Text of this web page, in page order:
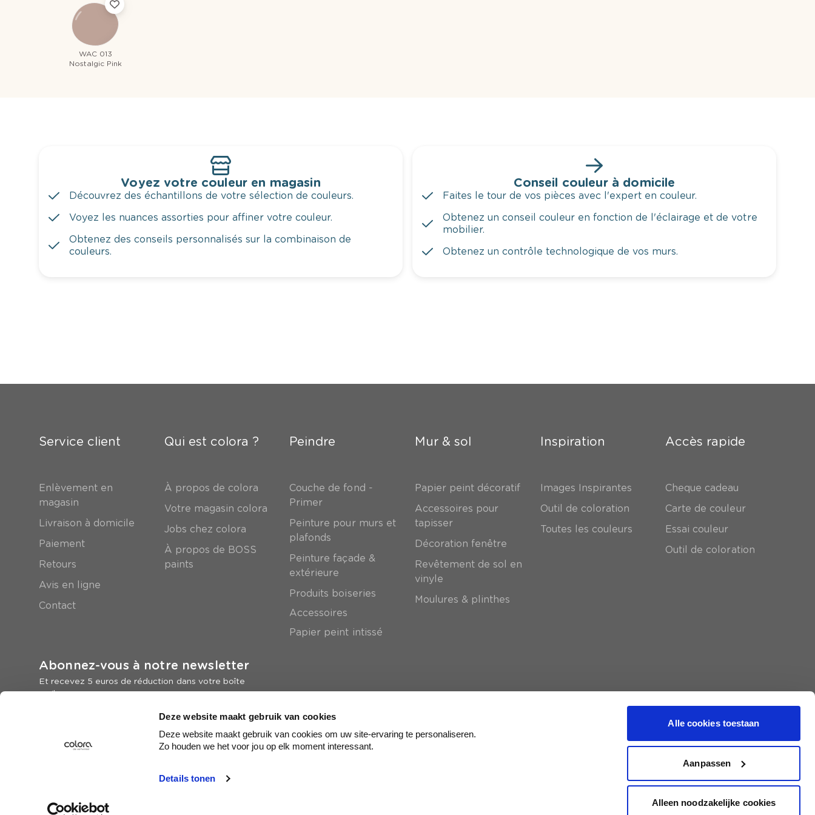
Deze website maakt gebruik van cookies
Deze website maakt gebruik van cookies om uw site-ervaring te personaliseren.
Zo houden we het voor jou op elk moment interessant.
Details tonen
Alle cookies toestaan
Aanpassen
Alleen noodzakelijke cookies
WAC 013
Nostalgic Pink
Voyez votre couleur en magasin
Découvrez des échantillons de votre sélection de couleurs.
Voyez les nuances assorties pour affiner votre couleur.
Obtenez des conseils personnalisés sur la combinaison de
couleurs.
Conseil couleur à domicile
Faites le tour de vos pièces avec l'expert en couleur.
Obtenez un conseil couleur en fonction de l'éclairage et de votre
mobilier.
Obtenez un contrôle technologique de vos murs.
Service client
Enlèvement en
magasin
Livraison à domicile
Paiement
Retours
Avis en ligne
Contact
Qui est colora ?
À propos de colora
Votre magasin colora
Jobs chez colora
À propos de BOSS
paints
Peindre
Couche de fond -
Primer
Peinture pour murs et
plafonds
Peinture façade &
extérieure
Produits boiseries
Accessoires
Papier peint intissé
Mur & sol
Papier peint décoratif
Accessoires pour
tapisser
Décoration fenêtre
Revêtement de sol en
vinyle
Moulures & plinthes
Inspiration
Images Inspirantes
Outil de coloration
Toutes les couleurs
Accès rapide
Cheque cadeau
Carte de couleur
Essai couleur
Outil de coloration
Abonnez-vous à notre newsletter
Et recevez 5 euros de réduction dans votre boîte
mail
Inscrivez-vous